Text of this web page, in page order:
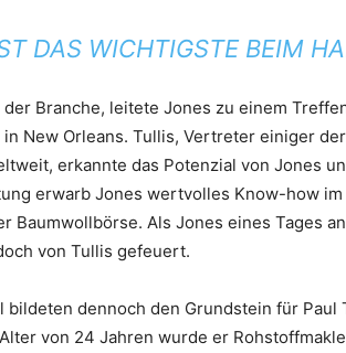
DAS WICHTIGSTE BEIM
Branche, leitete Jones zu einem
New Orleans. Tullis, Vertreter einiger der
erkannte das Potenzial von Jones
erwarb Jones wertvolles Know-how
Baumwollbörse. Als Jones eines Tages
von Tullis gefeuert.
dennoch den Grundstein für Paul
von 24 Jahren wurde er